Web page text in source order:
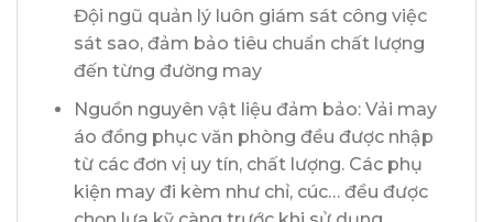
Đội ngũ quản lý luôn giám sát công việc
sát sao, đảm bảo tiêu chuẩn chất lượng
đến từng đường may
Nguồn nguyên vật liệu đảm bảo: Vải may
áo đồng phục văn phòng đều được nhập
từ các đơn vị uy tín, chất lượng. Các phụ
kiện may đi kèm như chỉ, cúc… đều được